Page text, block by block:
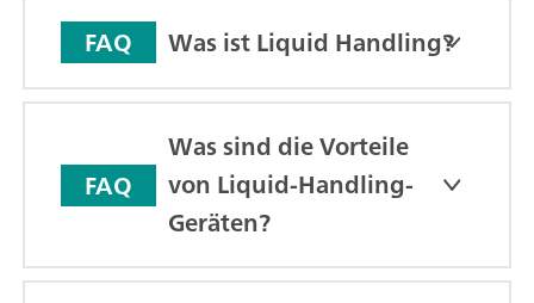
FAQ Was ist Liquid Handling?
FAQ
Was sind die Vorteile
von Liquid-Handling-
Geräten?